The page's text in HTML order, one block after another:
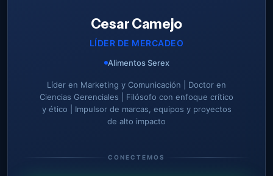
Cesar Camejo
LÍDER DE MERCADEO
Alimentos Serex
Líder en Marketing y Comunicación | Doctor en
Ciencias Gerenciales | Filósofo con enfoque crítico
y ético | Impulsor de marcas, equipos y proyectos
de alto impacto
CONECTEMOS